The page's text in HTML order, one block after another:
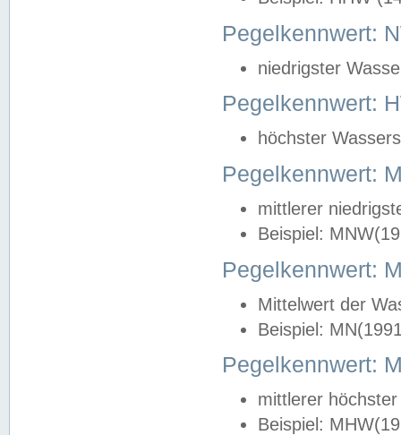
Pegelkennwert:
niedrigster
Pegelkennwert:
höchster
Pegelkennwert:
mittlerer
Beispiel:
Pegelkennwert:
Mittelwert der
Beispiel:
Pegelkennwert:
mittlerer
Beispiel: